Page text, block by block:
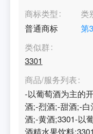
商标类型
普通商标
类
第
类似群
3301
商品/服务列表
-以葡萄酒为主的
酒;-烈酒;-甜酒;-
酒;-黄酒;3301-以
酒精水果饮料